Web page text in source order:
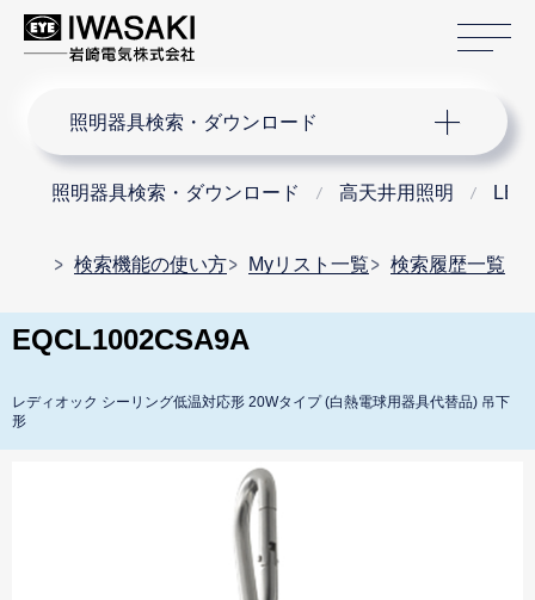
照明器具検索・ダウンロード
照明器具検索・ダウンロード 高天井用照明
検索機能の使い方 Myリスト一覧 検索履歴一覧
EQCL1002CSA9A
レディオック シーリング低温対応形 20Wタイプ (白熱電球用器具代替品) 吊下
形